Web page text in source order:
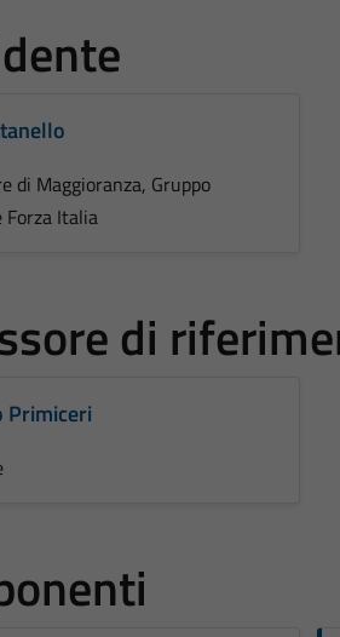
di Maggioranza, Gruppo
Forza Italia
di
Primiceri